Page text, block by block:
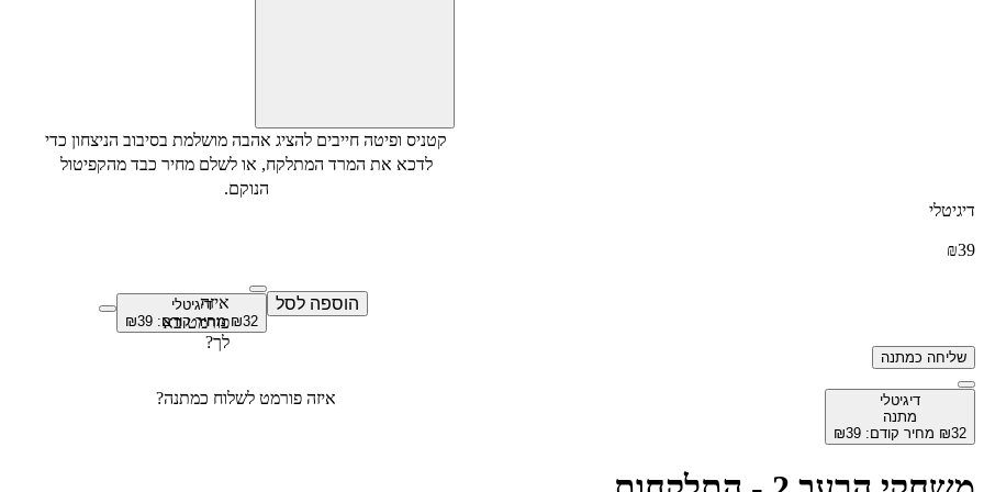
קטניס ופיטה חייבים להציג אהבה מושלמת בסיבוב הניצחון כדי
לדכא את המרד המתלקח, או לשלם מחיר כבד מהקפיטול
הנוקם.
דיגיטלי
₪39
הוספה לסל
איזה
פורמט בא
לך?
דיגיטלי
₪32 מחיר קודם: ₪39
שליחה כמתנה
איזה פורמט לשלוח כמתנה?
דיגיטלי
מתנה
₪32 מחיר קודם: ₪39